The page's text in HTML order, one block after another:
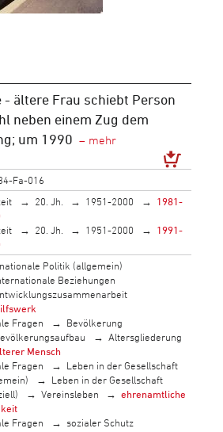
- ältere Frau schiebt Person
neben einem Zug dem
um 1990
Fa-016
20. Jh. 1951-2000
1981-
20. Jh. 1951-2000
1991-
Politik (allgemein)
Beziehungen
Fragen
Bevölkerung
Altersgliederung
Mensch
Fragen
Leben in der Gesellschaft
Leben in der Gesellschaft
Vereinsleben
ehrenamtliche
Fragen
sozialer Schutz